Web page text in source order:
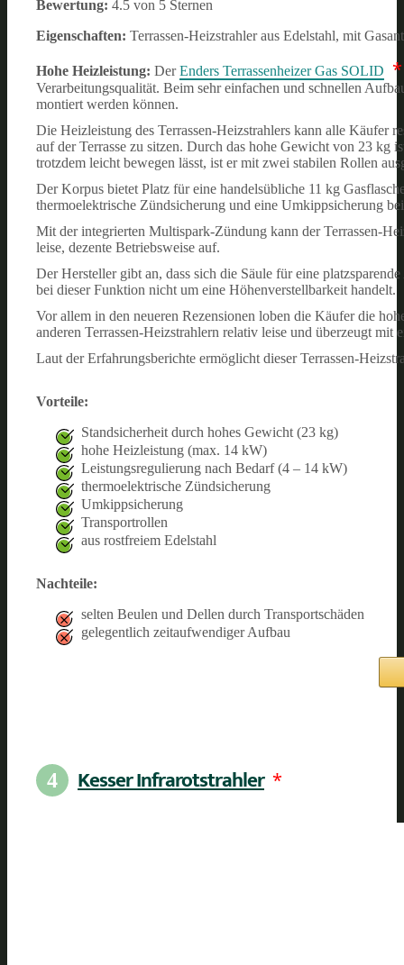
Bewertung: 4.5 von 5 Sternen
Eigenschaften: Terrassen-Heizstrahler aus Edelstahl, mit
Hohe Heizleistung: DerEnders Terrassenheizer Gas SOLID
Verarbeitungsqualität. Beim sehr einfachen und schnellen
montiert werden können.
Die Heizleistung des Terrassen-Heizstrahlers kann alle Käufer
auf der Terrasse zu sitzen. Durch das hohe Gewicht von 23 kg
trotzdem leicht bewegen lässt, ist er mit zwei stabilen Rollen
Der Korpus bietet Platz für eine handelsübliche 11 kg
thermoelektrische Zündsicherung und eine Umkippsicherung
Mit der integrierten Multispark-Zündung kann der Terrassen-
leise, dezente Betriebsweise auf.
Der Hersteller gibt an, dass sich die Säule für eine
bei dieser Funktion nicht um eine Höhenverstellbarkeit handelt.
Vor allem in den neueren Rezensionen loben die Käufer die
anderen Terrassen-Heizstrahlern relativ leise und überzeugt mit
Laut der Erfahrungsberichte ermöglicht dieser Terrassen-
Vorteile:
Standsicherheit durch hohes Gewicht (23 kg)
hohe Heizleistung (max. 14 kW)
Leistungsregulierung nach Bedarf (4 – 14 kW)
thermoelektrische Zündsicherung
Umkippsicherung
Transportrollen
aus rostfreiem Edelstahl
Nachteile:
selten Beulen und Dellen durch Transportschäden
gelegentlich zeitaufwendiger Aufbau
4 Kesser Infrarotstrahler *